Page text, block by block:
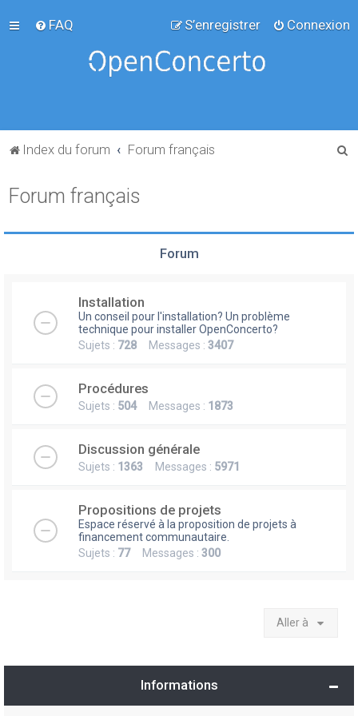
FAQ Connexion
S’enregistrer
Index du forum Forum français
e
Forum français
Forum
Installation
Un conseil pour l'installation? Un problème
technique pour installer OpenConcerto?
Sujets : 728 Messages : 3407
Procédures
Sujets : 504Messages : 1873
Discussion générale
Sujets : 1363 Messages : 5971
Propositions de projets
Espace réservé à la proposition de projets à
financement communautaire.
Sujets : 77Messages : 300
Aller à
Informations